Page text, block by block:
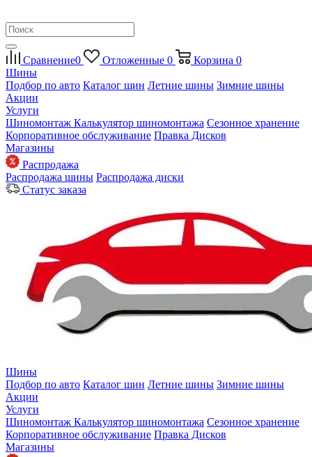
Сравнение0 Отложенные 0 Корзина 0
Шины
Подбор по авто Каталог шин Летние шины Зимние шины
Акции
Услуги
Шиномонтаж Калькулятор шиномонтажа Сезонное хранение
Корпоративное обслуживание Правка Дисков
Магазины
Распродажа
Распродажа шины Распродажа диски
Статус заказа
Шины
Подбор по авто Каталог шин Летние шины Зимние шины
Акции
Услуги
Шиномонтаж Калькулятор шиномонтажа Сезонное хранение
Корпоративное обслуживание Правка Дисков
Магазины